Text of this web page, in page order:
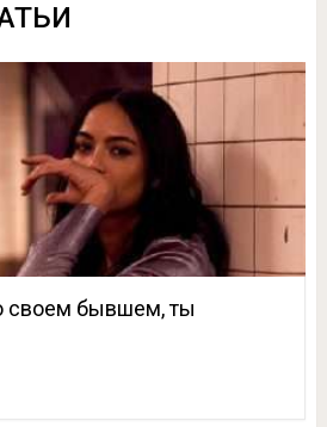
своем бывшем, ты